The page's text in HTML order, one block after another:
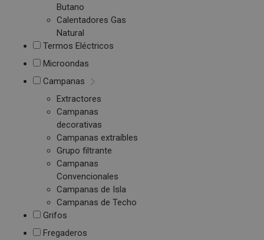
Butano
Calentadores Gas
Natural
Termos Eléctricos
Microondas
Campanas
Extractores
Campanas
decorativas
Campanas extraíbles
Grupo filtrante
Campanas
Convencionales
Campanas de Isla
Campanas de Techo
Grifos
Fregaderos